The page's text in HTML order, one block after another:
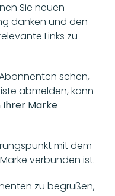
Sie neuen
danken und den
Links zu
sehen,
Ihrer Marke
mit dem
verbunden ist.
zu begrüßen,